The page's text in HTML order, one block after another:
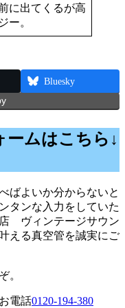
に出てくるが高
ー。
Bluesky
ームはこちら↓
ばよいか分からないと
タンな入力をしていた
ヴィンテージサウン
える真空管を誠実にご
。
電話0120-194-380